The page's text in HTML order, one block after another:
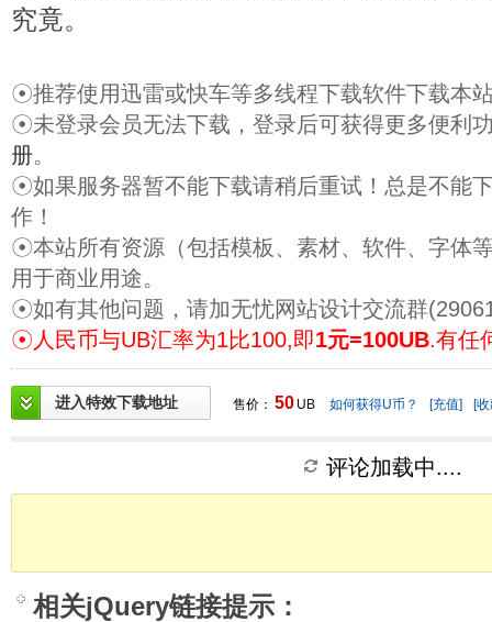
究竟。
☉推荐使用迅雷或快车等多线程下载软件下载本
☉未登录会员无法下载，登录后可获得更多便利
册。
☉如果服务器暂不能下载请稍后重试！总是不能
作！
☉本站所有资源（包括模板、素材、软件、字体
用于商业用途。
☉如有其他问题，请加无忧网站设计交流群
☉人民币与UB汇率为1比100,即1元=100UB.有任
进入特效下载地址 售价： 50 UB 如何获得U币？ [充值] [
评论加载中....
相关jQuery链接提示 ：